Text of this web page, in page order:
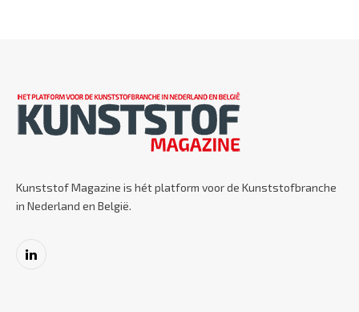
Kunststof Magazine is hét platform voor de Kunststofbranche
in Nederland en België.
LinkedIn